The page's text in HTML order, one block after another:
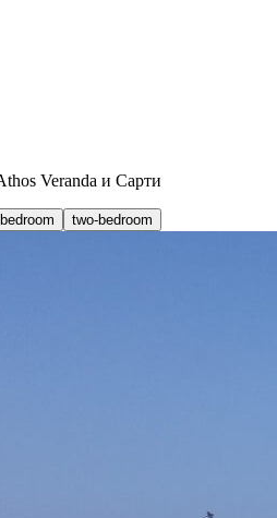
Veranda и Сарти
two-bedroom